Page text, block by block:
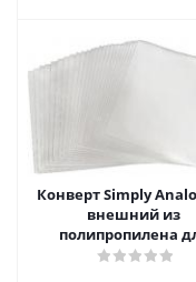
Конверт Simply
внешний из
полипропилена
пластинок (25шт)